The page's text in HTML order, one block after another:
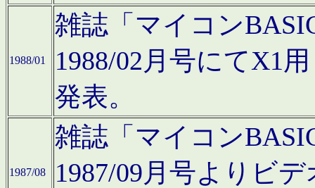
1988/01
雑誌「マイコン
1988/02月号にてX1
発表。
1987/08
雑誌「マイコン
1987/09月号よりビ